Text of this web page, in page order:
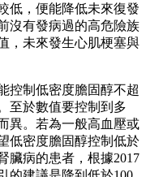
低，便能降低未來復發
沒有發病過的高危險族
，未來發生心肌梗塞與
控制低密度膽固醇不超
至於數值要控制到多
異。若為一般高血壓或
低密度膽固醇控制低於
臟病的患者，根據2017